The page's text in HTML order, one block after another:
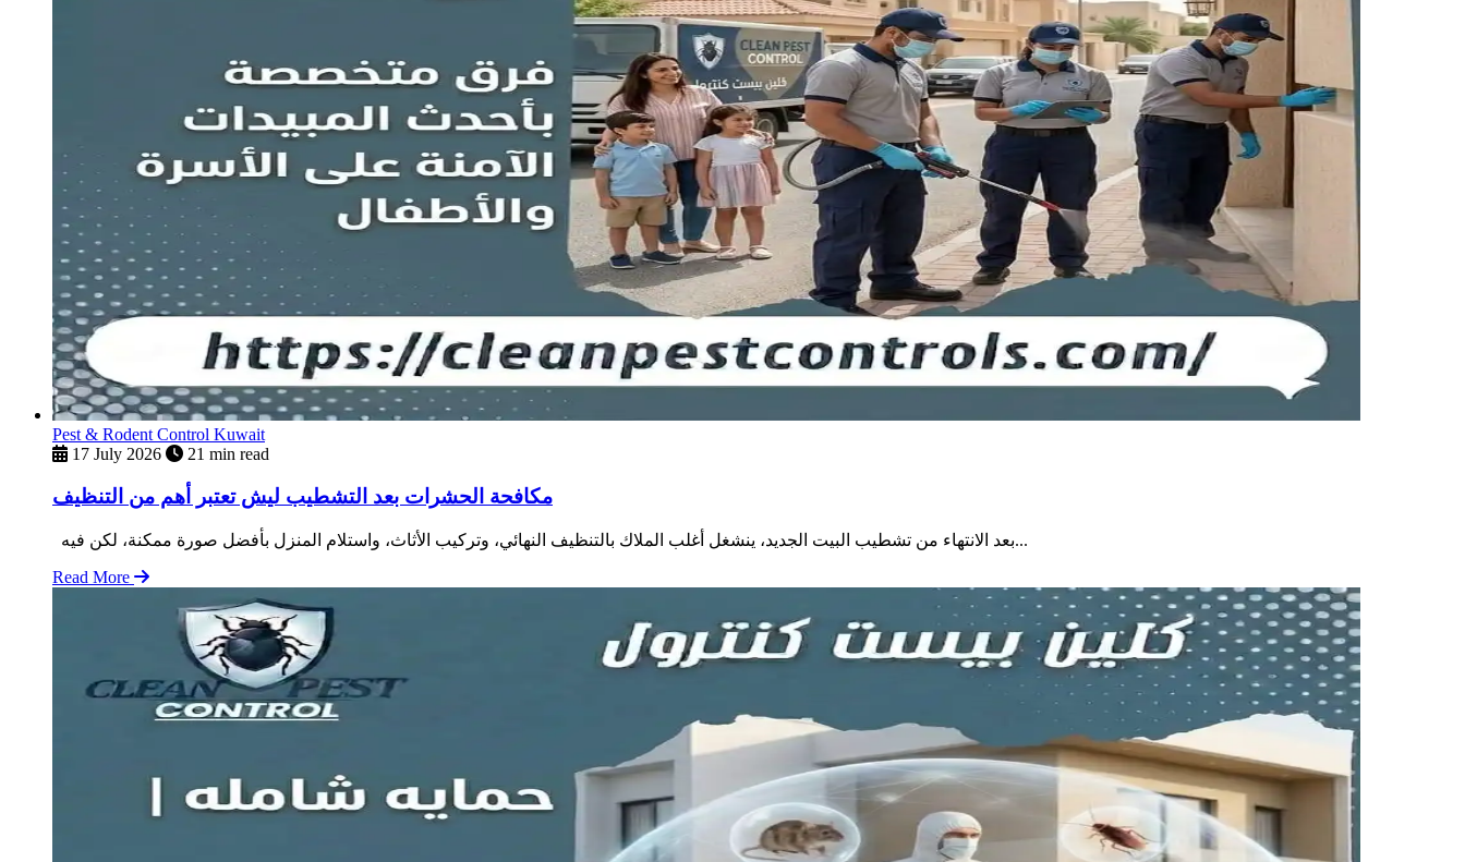
Pest & Rodent Control Kuwait
17 July 2026
21 min read
مكافحة الحشرات بعد التشطيب ليش تعتبر أهم من التنظيف
بعد الانتهاء من تشطيب البيت الجديد، ينشغل أغلب الملاك بالتنظيف النهائي، وتركيب الأثاث، واستلام المنزل بأفضل صورة ممكنة، لكن فيه...
Read More